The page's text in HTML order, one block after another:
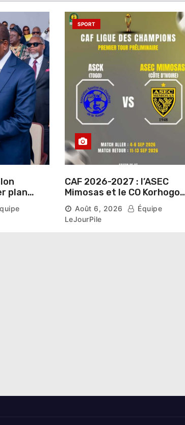
plan
Sénat
SPORT
CAF 2026-2027 : l’ASEC
Mimosas et le CO Korhogo
connaissent leur route vers
la phase de groupes
Août 6, 2026
Équipe
LeJourPile